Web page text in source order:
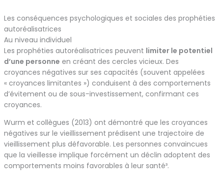
Les conséquences psychologiques et sociales des prophéties
autoréalisatrices
Au niveau individuel
Les prophéties autoréalisatrices peuvent limiter le potentiel
d’une personne en créant des cercles vicieux. Des
croyances négatives sur ses capacités (souvent appelées
« croyances limitantes ») conduisent à des comportements
d’évitement ou de sous-investissement, confirmant ces
croyances.
Wurm et collègues (2013) ont démontré que les croyances
négatives sur le vieillissement prédisent une trajectoire de
vieillissement plus défavorable. Les personnes convaincues
que la vieillesse implique forcément un déclin adoptent des
comportements moins favorables à leur santé³.